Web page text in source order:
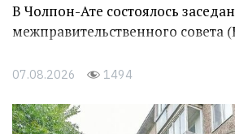
В Чолпон-Ате состоялось
межправительственного совета
07.08.2026 1494